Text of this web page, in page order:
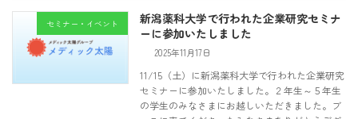
セミナー・イベント
新潟薬科大学で行われた企業研究セミナ
ーに参加いたしました
2025年11月17日
11/15（土）に新潟薬科大学で行われた企業研究
セミナーに参加いたしました。２年生～５年生
の学生のみなさまにお越しいただきました。ブ